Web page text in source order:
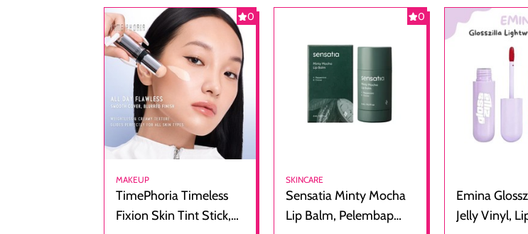
0
MAKEUP
TimePhoria Timeless
Fixion Skin Tint Stick,
0
SKINCARE
Sensatia Minty Mocha
Lip Balm, Pelembap
Emina
Jelly Vinyl,